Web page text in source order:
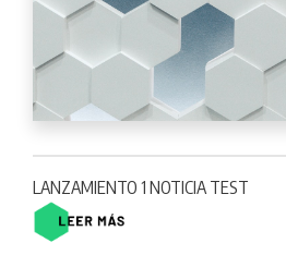
Contacto
LANZAMIENTO 1 NOTICIA TEST